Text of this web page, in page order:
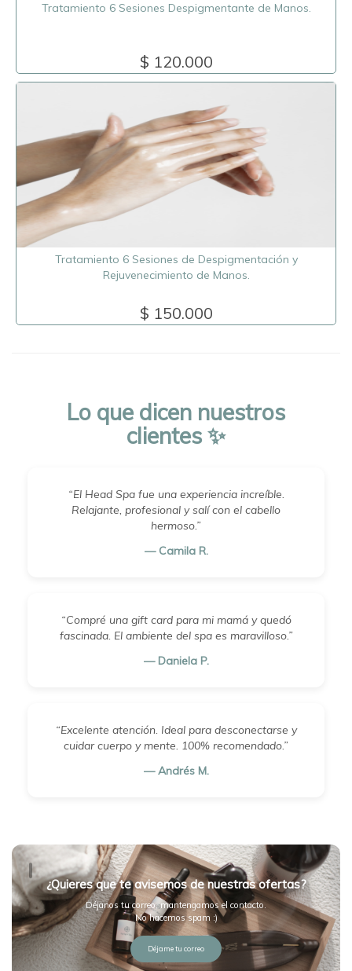
Tratamiento 6 Sesiones Despigmentante de Manos.
$ 120.000
Tratamiento 6 Sesiones de Despigmentación y
Rejuvenecimiento de Manos.
$ 150.000
Lo que dicen nuestros
clientes ✨
“El Head Spa fue una experiencia increíble.
Relajante, profesional y salí con el cabello
hermoso.”
— Camila R.
“Compré una gift card para mi mamá y quedó
fascinada. El ambiente del spa es maravilloso.”
— Daniela P.
“Excelente atención. Ideal para desconectarse y
cuidar cuerpo y mente. 100% recomendado.”
— Andrés M.
¿Quieres que te avisemos de nuestras ofertas?
Déjanos tu correo, mantengamos el contacto.
No hacemos spam :)
Déjame tu correo